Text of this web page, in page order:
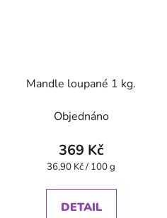
Mandle loupané 1 kg.
Objednáno
369 Kč
Měrná
36,90 Kč / 100 g
DETAIL